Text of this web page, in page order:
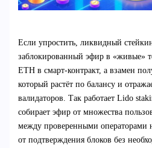
Если упростить, ликвидный
заблокированный эфир в «живые»
ETH в смарт‑контракт, а взамен
который растёт по балансу и
валидаторов. Так работает Lido
собирает эфир от множества
между проверенными операторами
от подтверждения блоков без